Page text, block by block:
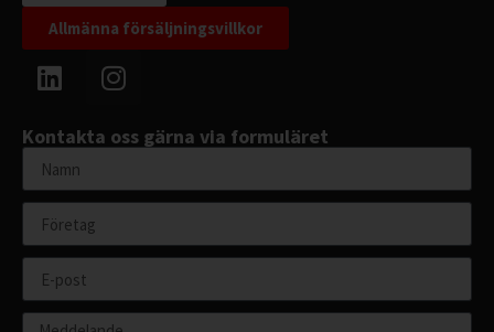
Allmänna försäljningsvillkor
Kontakta oss gärna via formuläret